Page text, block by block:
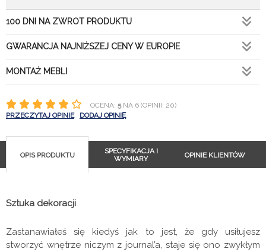
100 DNI NA ZWROT PRODUKTU
GWARANCJA NAJNIŻSZEJ CENY W EUROPIE
MONTAŻ MEBLI
OCENA: 5NA 6 (OPINII: 20)
PRZECZYTAJ OPINIE
DODAJ OPINIĘ
OPIS PRODUKTU
SPECYFIKACJA I
WYMIARY
OPINIE KLIENTÓW
Sztuka dekoracji
Zastanawiałeś się kiedyś jak to jest, że gdy usiłujesz
stworzyć wnętrze niczym z journal’a, staje się ono zwykłym